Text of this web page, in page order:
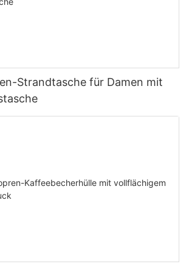
Strandtasche für Damen mit